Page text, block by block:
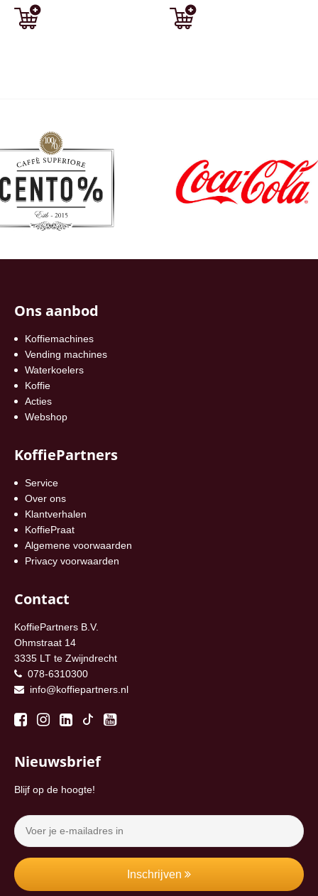
Ons aanbod
Koffiemachines
Vending machines
Waterkoelers
Koffie
Acties
Webshop
KoffiePartners
Service
Over ons
Klantverhalen
KoffiePraat
Algemene voorwaarden
Privacy voorwaarden
Contact
KoffiePartners B.V.
Ohmstraat 14
3335 LT te Zwijndrecht
078-6310300
info@koffiepartners.nl
Nieuwsbrief
Blijf op de hoogte!
Inschrijven